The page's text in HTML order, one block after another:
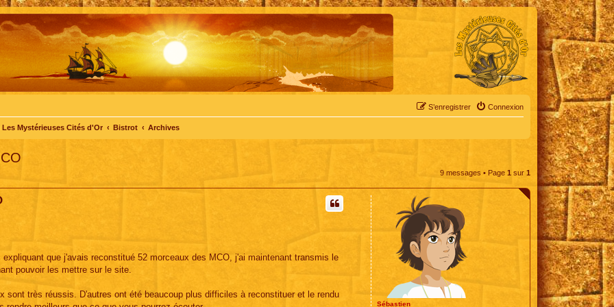
Connexion
S’enregistrer
Les Mystérieuses Cités d'Or Bistrot Archives
9 messages • Page 1 sur 1
Sébastien
que j'avais reconstitué 52 morceaux des MCO, j'ai maintenant transmis le
pouvoir les mettre sur le site.
sont très réussis. D'autres ont été beaucoup plus difficiles à reconstituer et le rendu